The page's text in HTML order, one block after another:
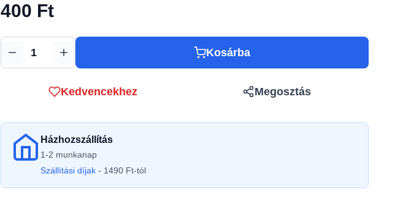
400 Ft
Mennyiség Kosárba
Kedvencekhez Megosztás
Házhozszállítás
1-2 munkanap
Szállítási díjak - 1490 Ft-tól